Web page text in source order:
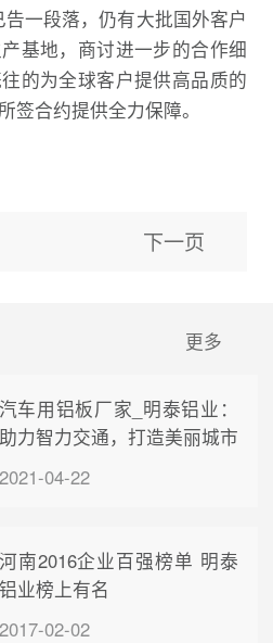
段落，仍有大批国外客户
基地，商讨进一步的合作细
的为全球客户提供高品质的
签合约提供全力保障。
下一页
更多
汽车用铝板厂家_明泰铝业：
助力智力交通，打造美丽城市
2021-04-22
河南2016企业百强榜单 明泰
铝业榜上有名
2017-02-02